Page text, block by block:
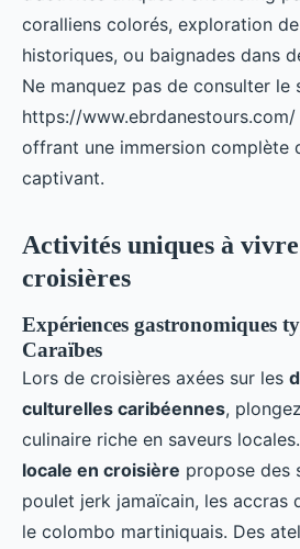
coralliens colorés, exploration
historiques, ou baignades dans
Ne manquez pas de consulter le
https://
offrant une immersion complète
captivant.
Activités uniques à
croisières
Expériences gastronomiques
Caraïbes
Lors de croisières axées sur les
culturelles caribéennes,
culinaire riche en saveurs
locale en croisière propose des
poulet jerk jamaïcain, les accras
le colombo martiniquais. Des